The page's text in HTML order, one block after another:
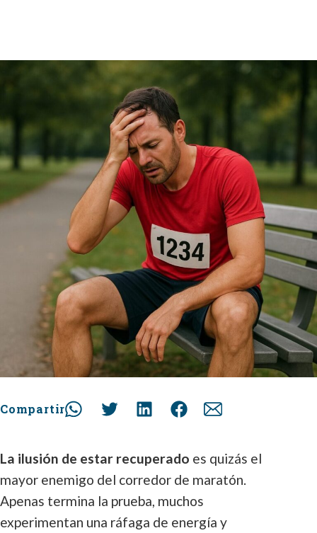
Compartir
La ilusión de estar recuperado es quizás el
mayor enemigo del corredor de maratón.
Apenas termina la prueba, muchos
experimentan una ráfaga de energía y